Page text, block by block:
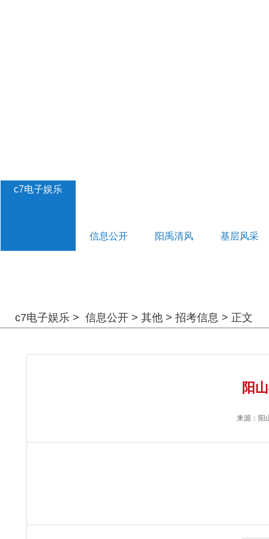
c7电子娱乐
信息公开 阳禹清风 基层风采
c7电子娱乐 > 信息公开 > 其他 > 招考信息 > 正文
阳
来源： 阳